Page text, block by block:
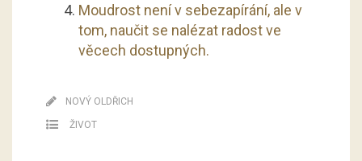
Moudrost není v sebezapírání, ale v
tom, naučit se nalézat radost ve
věcech dostupných.
NOVÝ OLDŘICH
ŽIVOT